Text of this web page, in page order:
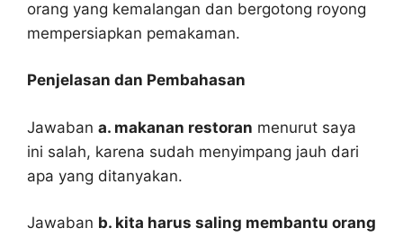
orang yang kemalangan dan bergotong royong
mempersiapkan pemakaman.
Penjelasan dan Pembahasan
Jawaban a. makanan restoran menurut saya
ini salah, karena sudah menyimpang jauh dari
apa yang ditanyakan.
Jawaban b. kita harus saling membantu orang